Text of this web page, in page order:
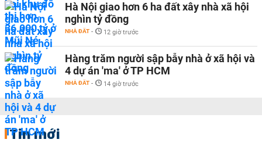
Hà Nội giao hơn 6 ha đất xây nhà xã hội
nghìn tỷ đồng
NHÀ ĐẤT - 12 giờ trước
Hàng trăm người sập bẫy nhà ở xã hội và
4 dự án 'ma' ở TP HCM
NHÀ ĐẤT - 14 giờ trước
Tin mới